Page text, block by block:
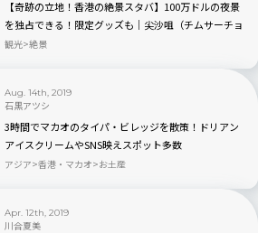
【奇跡の立地！香港の絶景スタバ】100万ドルの夜景
を独占できる！限定グッズも｜尖沙咀（チムサーチョ
イ）
観光 絶景
Aug. 14th, 2019
石黒アツシ
3時間でマカオのタイパ・ビレッジを散策！ドリアン
アイスクリームやSNS映えスポット多数
アジア 香港・マカオ お土産
Apr. 12th, 2019
川合夏美